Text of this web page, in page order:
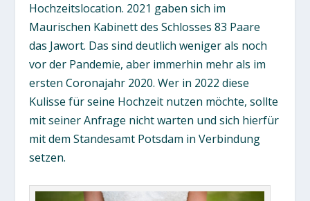
Hochzeitslocation. 2021 gaben sich im
Maurischen Kabinett des Schlosses 83 Paare
das Jawort. Das sind deutlich weniger als noch
vor der Pandemie, aber immerhin mehr als im
ersten Coronajahr 2020. Wer in 2022 diese
Kulisse für seine Hochzeit nutzen möchte, sollte
mit seiner Anfrage nicht warten und sich hierfür
mit dem Standesamt Potsdam in Verbindung
setzen.